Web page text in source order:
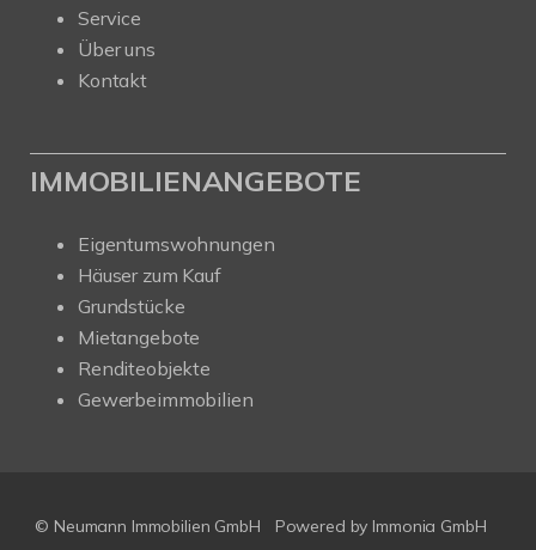
Service
Über uns
Kontakt
IMMOBILIENANGEBOTE
Eigentumswohnungen
Häuser zum Kauf
Grundstücke
Mietangebote
Renditeobjekte
Gewerbeimmobilien
© Neumann Immobilien GmbH Powered by Immonia GmbH